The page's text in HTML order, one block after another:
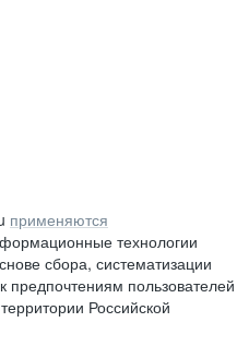
применяются
технологии
сбора, систематизации
предпочтениям пользователей
Российской